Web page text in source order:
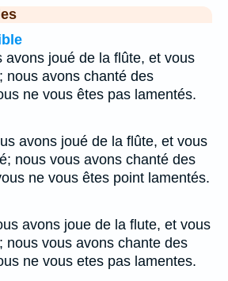
avons joué de la flûte, et vous
nous avons chanté des
ne vous êtes pas lamentés.
avons joué de la flûte, et vous
nous vous avons chanté des
ne vous êtes point lamentés.
avons joue de la flute, et vous
nous vous avons chante des
ne vous etes pas lamentes.